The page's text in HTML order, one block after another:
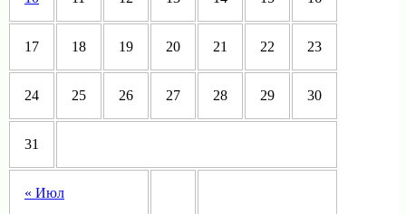
« Июл
17 18 19 20 21 22 23
24 25 26 27 28 29 30
31